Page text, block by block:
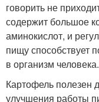
говорить не
содержит большое
аминокислот, и
пищу способствует
в организм человека.
Картофель полезен
улучшения работы